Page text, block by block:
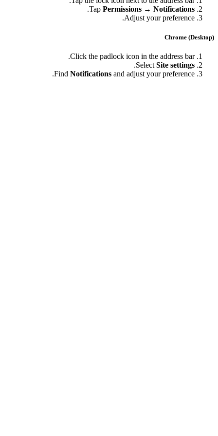
TapPermissions → Notifications
.
Adjust your preference.
Chrome
Click the padlock icon in the address bar.
SelectSite settings
.
FindNotificationsand adjust your preference.